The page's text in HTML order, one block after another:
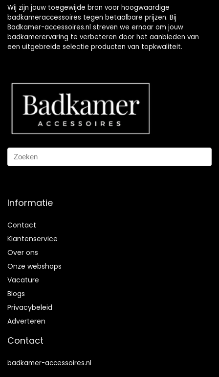
Wij zijn jouw toegewijde bron voor hoogwaardige
badkameraccessoires tegen betaalbare prijzen. Bij
Badkamer-accessoires.nl streven we ernaar om jouw
badkamerervaring te verbeteren door het aanbieden van
een uitgebreide selectie producten van topkwaliteit.
Informatie
Contact
Klantenservice
Over ons
Onze webshops
Vacature
Blogs
Privacybeleid
Adverteren
Contact
badkamer-accessoires.nl